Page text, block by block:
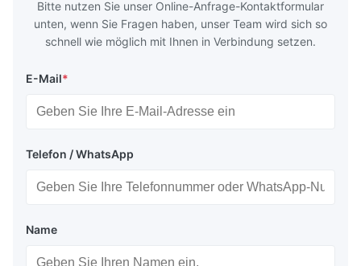
Bitte nutzen Sie unser Online-Anfrage-Kontaktformular
unten, wenn Sie Fragen haben, unser Team wird sich so
schnell wie möglich mit Ihnen in Verbindung setzen.
E-Mail*
Telefon / WhatsApp
Name